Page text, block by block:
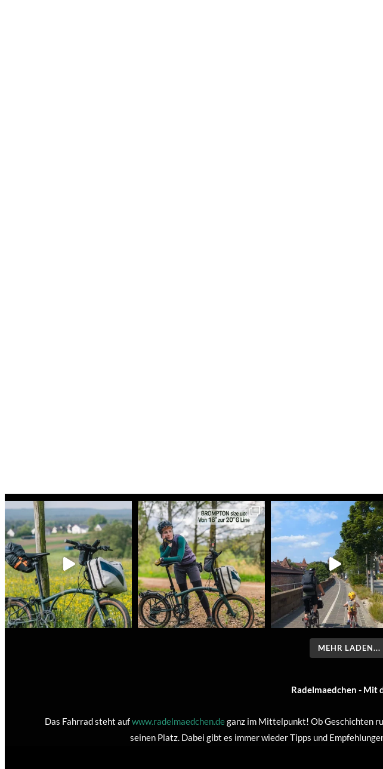
MEHR LADEN...
Radelmaedchen - Mit
Das Fahrrad steht aufwww.radelmaedchen.deganz im Mittelpunkt! Ob Geschichten
seinen Platz. Dabei gibt es immer wieder Tipps und